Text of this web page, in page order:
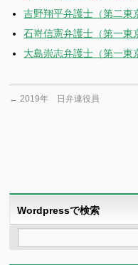
吉野翔平弁護士（第二
石嵜信憲弁護士（第一
大島崇志弁護士（第一
← 2019年 日弁連役員
Wordpressで検索